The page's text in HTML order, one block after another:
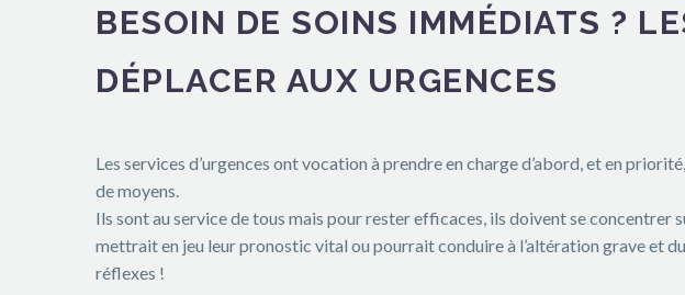
BESOIN DE SOINS IMMÉDIATS ?
DÉPLACER AUX URGENCES
Les services d’urgences ont vocation à prendre en charge d’abord, et en
de moyens.
Ils sont au service de tous mais pour rester efficaces, ils doivent se concentrer
mettrait en jeu leur pronostic vital ou pourrait conduire à l’altération grave et
réflexes !